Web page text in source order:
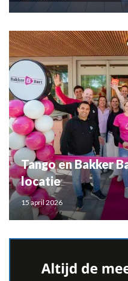
Tango en Bakker
locatie
15 april 2026